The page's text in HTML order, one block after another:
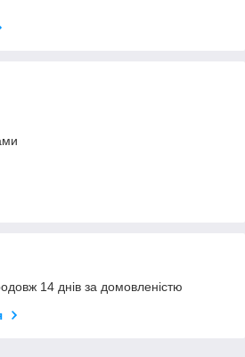
14 днів за домовленістю